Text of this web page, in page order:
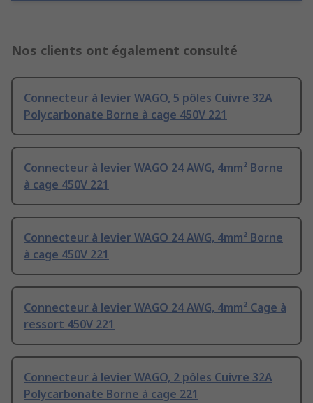
Nos clients ont également consulté
Connecteur à levier WAGO, 5 pôles Cuivre 32A
Polycarbonate Borne à cage 450V 221
Connecteur à levier WAGO 24 AWG, 4mm² Borne
à cage 450V 221
Connecteur à levier WAGO 24 AWG, 4mm² Borne
à cage 450V 221
Connecteur à levier WAGO 24 AWG, 4mm² Cage à
ressort 450V 221
Connecteur à levier WAGO, 2 pôles Cuivre 32A
Polycarbonate Borne à cage 221